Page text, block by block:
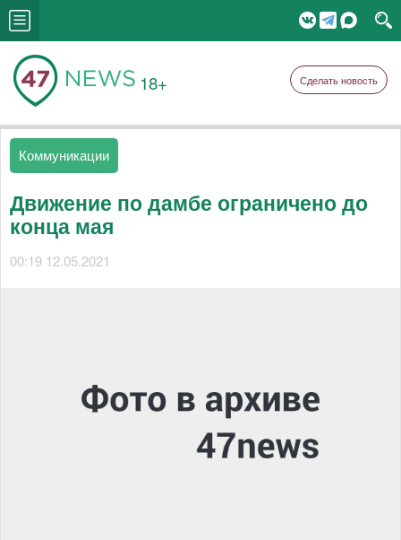
18+ Сделать новость
Коммуникации
Движение по дамбе ограничено до
конца мая
00:19 12.05.2021